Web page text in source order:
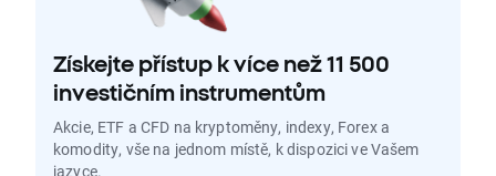
Získejte přístup k více než 11 500
investičním instrumentům
Akcie, ETF a CFD na kryptoměny, indexy, Forex a
komodity, vše na jednom místě, k dispozici ve Vašem
jazyce.